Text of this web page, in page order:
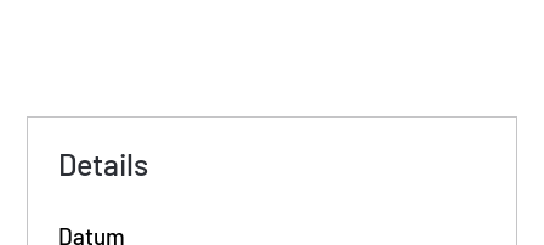
Details
Datum